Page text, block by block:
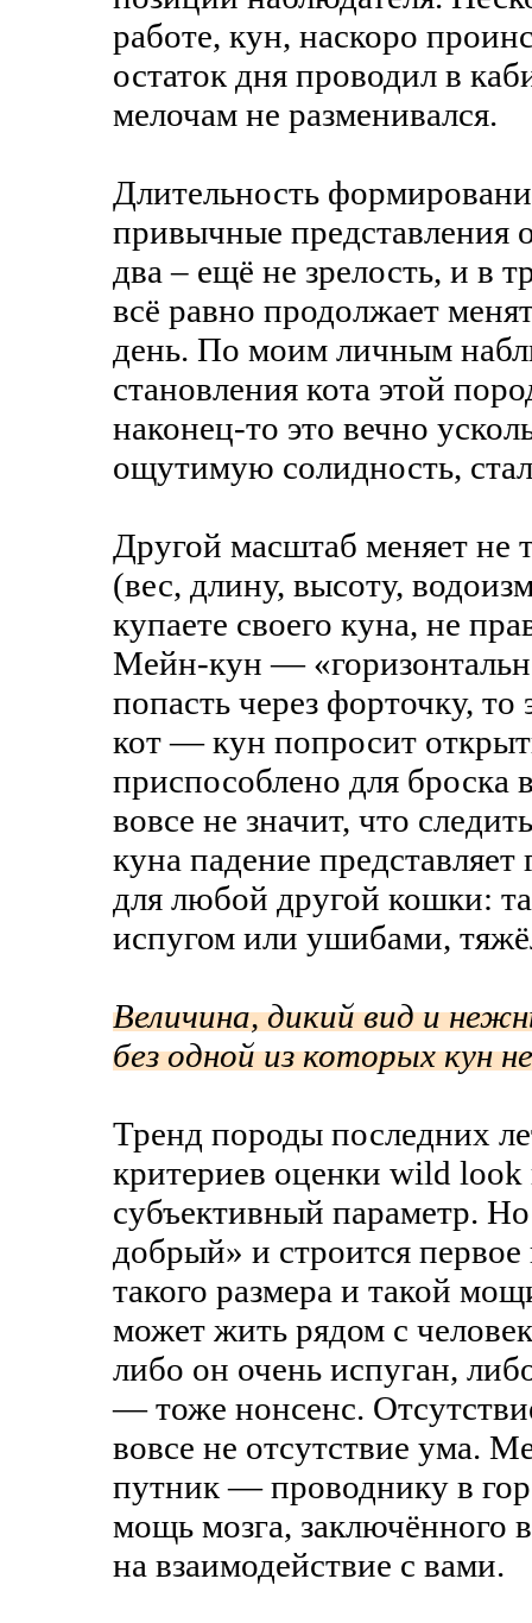
работе, кун, наскоро
остаток дня проводил в
мелочам не разменивался.
Длительность
привычные представления
два – ещё не зрелость, и в
всё равно продолжает
день. По моим личным
становления кота этой
наконец-то это вечно
ощутимую солидность,
Другой масштаб меняет не
(вес, длину, высоту,
купаете своего куна, не
Мейн-кун —
попасть через форточку,
кот — кун попросит
приспособлено для броска
вовсе не значит, что
куна падение
для любой другой кошки:
испугом или ушибами,
Величина, дикий вид и
без одной из которых кун
Тренд породы последних
критериев оценки wild look
субъективный параметр.
добрый» и строится первое
такого размера и такой
может жить рядом с
либо он очень испуган,
— тоже нонсенс.
вовсе не отсутствие ума.
путник — проводнику в
мощь мозга, заключённого
на взаимодействие с вами.